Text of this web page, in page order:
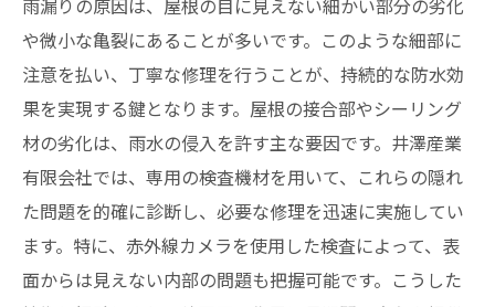
雨漏りの原因は、屋根の目に見えない細かい部分の劣化
や微小な亀裂にあることが多いです。このような細部に
注意を払い、丁寧な修理を行うことが、持続的な防水効
果を実現する鍵となります。屋根の接合部やシーリング
材の劣化は、雨水の侵入を許す主な要因です。井澤産業
有限会社では、専用の検査機材を用いて、これらの隠れ
た問題を的確に診断し、必要な修理を迅速に実施してい
ます。特に、赤外線カメラを使用した検査によって、表
面からは見えない内部の問題も把握可能です。こうした